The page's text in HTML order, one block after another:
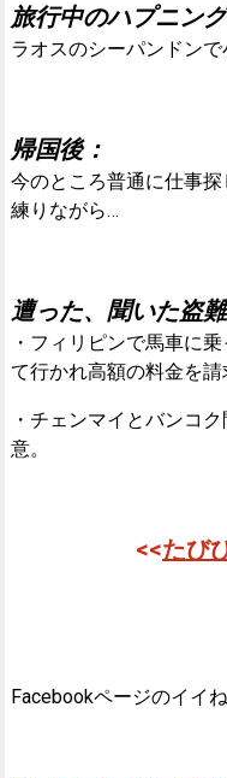
旅行中のハプニング
ラオスのシーパンドンで
帰国後：
今のところ普通に仕事
練りながら…
遭った、聞いた盗
・フィリピンで馬車に
て行かれ高額の料金を請
・チェンマイとバンコ
意。
<<たび
Facebookページのイイ